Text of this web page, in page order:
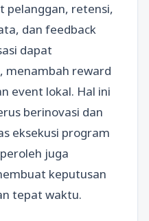
pelanggan, retensi,
dan feedback
dapat
menambah reward
event lokal. Hal ini
berinovasi dan
eksekusi program
juga
keputusan
tepat waktu.